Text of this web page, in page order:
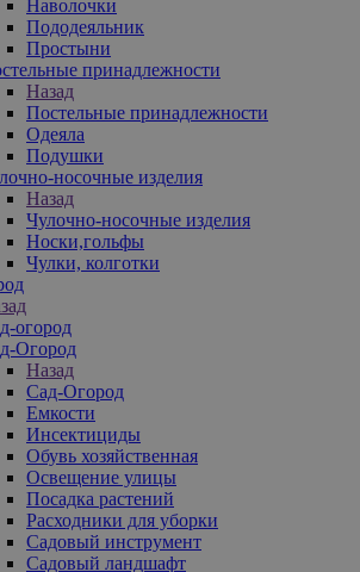
Наволочки
Пододеяльник
Простыни
принадлежности
Назад
Постельные принадлежности
Одеяла
Подушки
носочные изделия
Назад
Чулочно-носочные изделия
Носки,гольфы
Чулки, колготки
огород
Огород
Назад
Сад-Огород
Емкости
Инсектициды
Обувь хозяйственная
Освещение улицы
Посадка растений
Расходники для уборки
Садовый инструмент
Садовый ландшафт